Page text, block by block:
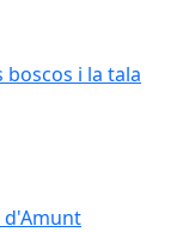
boscos i la tala
d'Amunt